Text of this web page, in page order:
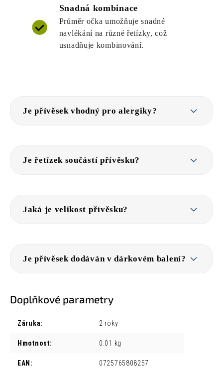
Snadná kombinace
Průměr očka umožňuje snadné
navlékání na různé řetízky, což
usnadňuje kombinování.
Je přívěsek vhodný pro alergiky?
Je řetízek součástí přívěsku?
Jaká je velikost přívěsku?
Je přívěsek dodáván v dárkovém balení?
Doplňkové parametry
Záruka: 2 roky
Hmotnost: 0.01 kg
EAN : 0725765808257